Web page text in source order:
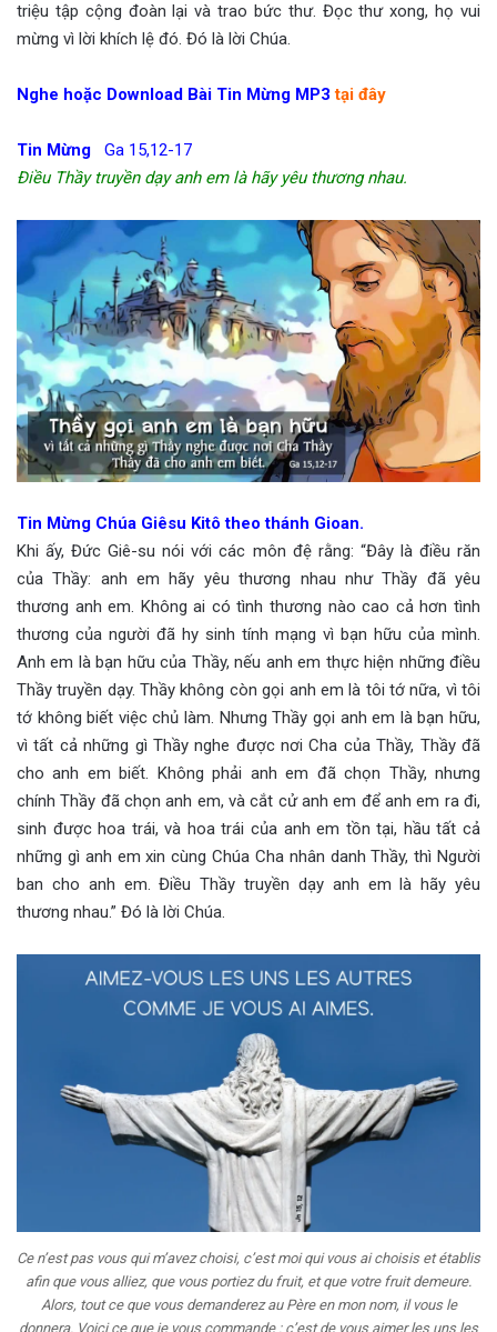
triệu tập cộng đoàn lại và trao bức thư. Đọc thư xong, họ vui
mừng vì lời khích lệ đó. Đó là lời Chúa.
Nghe hoặc Download Bài Tin Mừng MP3tại đây
Tin Mừng Ga 15,12-17
Điều Thầy truyền dạy anh em là hãy yêu thương nhau.
Tin Mừng Chúa Giêsu Kitô theo thánh Gioan.
Khi ấy, Đức Giê-su nói với các môn đệ rằng: “Đây là điều răn
của Thầy: anh em hãy yêu thương nhau như Thầy đã yêu
thương anh em. Không ai có tình thương nào cao cả hơn tình
thương của người đã hy sinh tính mạng vì bạn hữu của mình.
Anh em là bạn hữu của Thầy, nếu anh em thực hiện những điều
Thầy truyền dạy. Thầy không còn gọi anh em là tôi tớ nữa, vì tôi
tớ không biết việc chủ làm. Nhưng Thầy gọi anh em là bạn hữu,
vì tất cả những gì Thầy nghe được nơi Cha của Thầy, Thầy đã
cho anh em biết. Không phải anh em đã chọn Thầy, nhưng
chính Thầy đã chọn anh em, và cắt cử anh em để anh em ra đi,
sinh được hoa trái, và hoa trái của anh em tồn tại, hầu tất cả
những gì anh em xin cùng Chúa Cha nhân danh Thầy, thì Người
ban cho anh em. Điều Thầy truyền dạy anh em là hãy yêu
thương nhau.” Đó là lời Chúa.
Ce n’est pas vous qui m’avez choisi, c’est moi qui vous ai choisis et établis
afin que vous alliez, que vous portiez du fruit, et que votre fruit demeure.
Alors, tout ce que vous demanderez au Père en mon nom, il vous le
donnera. Voici ce que je vous commande : c’est de vous aimer les uns les